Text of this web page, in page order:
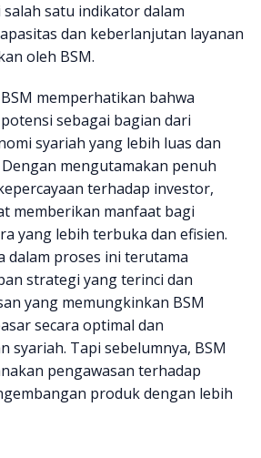
satu indikator dalam
dan keberlanjutan layanan
oleh BSM.
memperhatikan bahwa
sebagai bagian dari
syariah yang lebih luas dan
mengutamakan penuh
terhadap investor,
memberikan manfaat bagi
yang lebih terbuka dan efisien.
dalam proses ini terutama
strategi yang terinci dan
yang memungkinkan BSM
secara optimal dan
syariah. Tapi sebelumnya, BSM
pengawasan terhadap
produk dengan lebih